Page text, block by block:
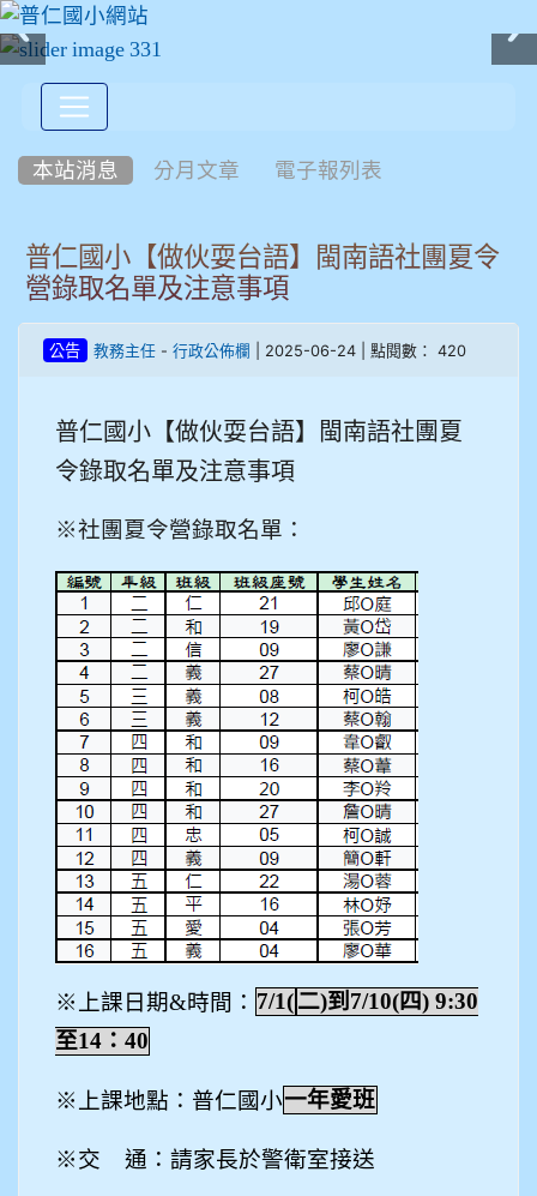
本站消息 分月文章 電子報列表
普仁國小【做伙耍台語】閩南語社團夏令
營錄取名單及注意事項
公告 教務主任- 行政公佈欄 | 2025-06-24 | 點閱數： 420
普仁國小【做伙耍台語】閩南語社團夏
令錄取名單及注意事項
※社團夏令營錄取名單：
※上課日期&時間： 7/1(二)到7/10(四) 9:30
至14：40
※上課地點：普仁國小一年愛班
※交 通：請家長於警衛室接送